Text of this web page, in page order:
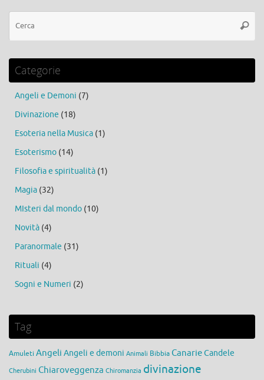
Cerca
Categorie
Angeli e Demoni (7)
Divinazione (18)
Esoteria nella Musica (1)
Esoterismo (14)
Filosofia e spiritualità (1)
Magia (32)
MIsteri dal mondo (10)
Novità (4)
Paranormale (31)
Rituali (4)
Sogni e Numeri (2)
Tag
Amuleti Angeli Angeli e demoni Animali Bibbia CanarieCandele
Cherubini Chiaroveggenza Chiromanzia divinazione